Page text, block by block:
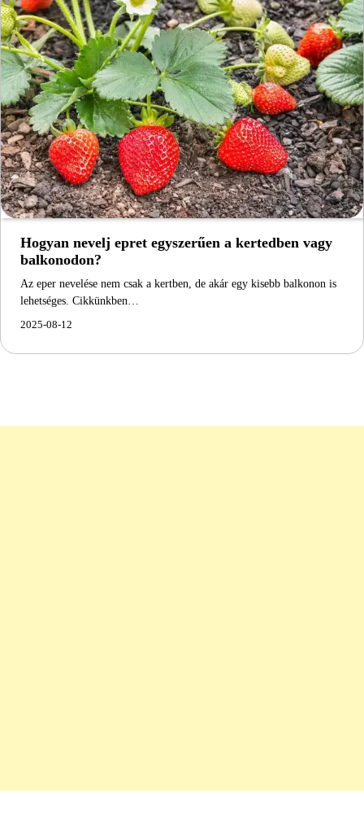
Hogyan nevelj epret egyszerűen a kertedben vagy
balkonodon?
Az eper nevelése nem csak a kertben, de akár egy kisebb balkonon is
lehetséges. Cikkünkben…
2025-08-12